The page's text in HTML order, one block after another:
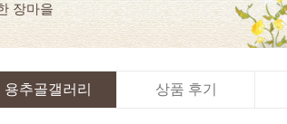
장마을
용추골갤러리 상품 후기